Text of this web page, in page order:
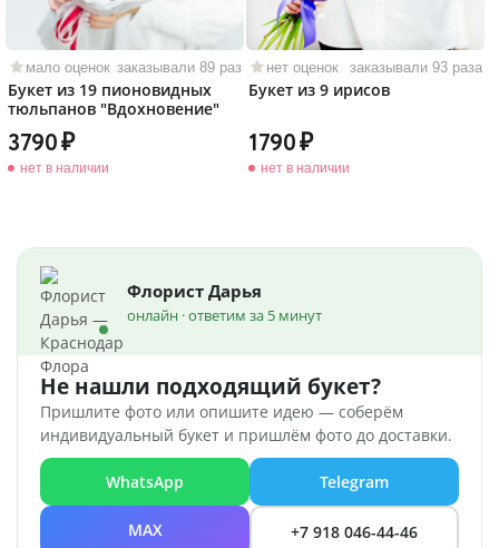
мало оценок заказывали 89 раз
Букет из 19 пионовидных
тюльпанов "Вдохновение"
3790
нет в наличии
нет оценок заказывали 93 раза
Букет из 9 ирисов
1790
нет в наличии
Флорист Дарья
онлайн · ответим за 5 минут
Не нашли подходящий букет?
Пришлите фото или опишите идею — соберём
индивидуальный букет и пришлём фото до доставки.
WhatsApp Telegram
MAX +7 918 046-44-46